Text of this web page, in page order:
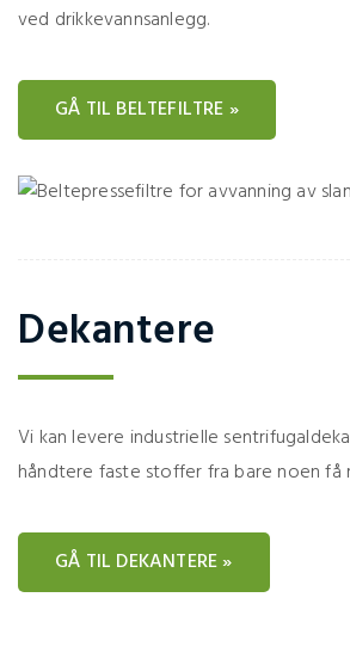
ved drikkevannsanlegg.
GÅ TIL BELTEFILTRE »
Dekantere
Vi kan levere industrielle
håndtere faste stoffer fra bare noen få
GÅ TIL DEKANTERE »